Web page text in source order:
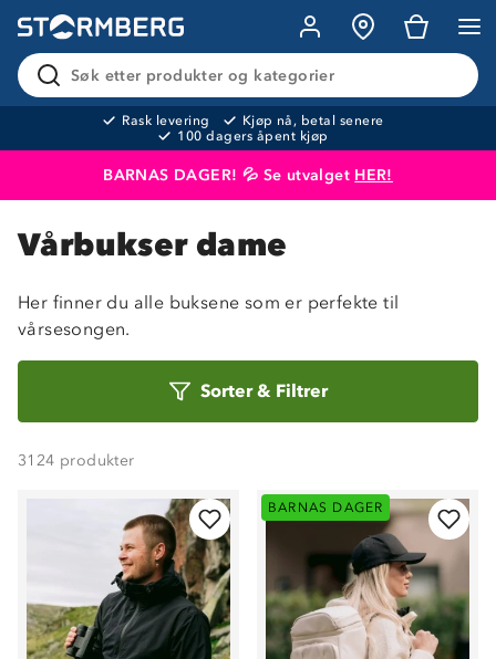
Søk etter produkter og kategorier
Rask levering
Kjøp nå, betal senere
100 dagers åpent kjøp
BARNAS DAGER! 💦 Se utvalget HER!
Produktet er lagt i handlekurven
Vårbukser dame
Her finner du alle buksene som er perfekte til
vårsesongen.
Sorter& Filtrer
3124 produkter
BARNAS DAGER